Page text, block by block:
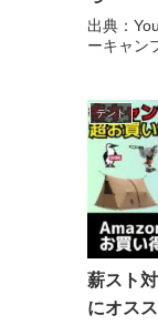
ーキャ
出典：
ーキャン
テント
薪スト
にオス